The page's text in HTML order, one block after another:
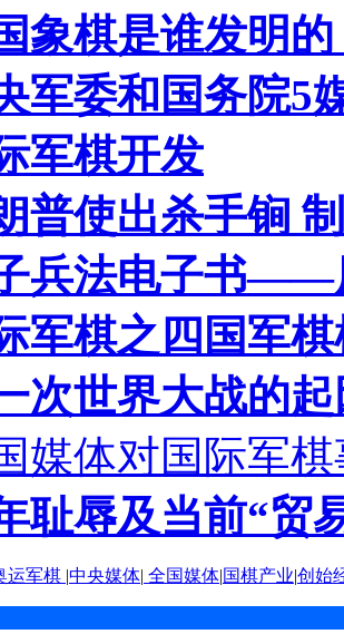
象棋是谁发明的
军委和国务院5
军棋开发
普使出杀手锏
兵法电子书——
军棋之四国军
次世界大战的
媒体对国际军
耻辱及当前“贸
运军棋 |中央媒体| 全国媒体|国棋产业|创始